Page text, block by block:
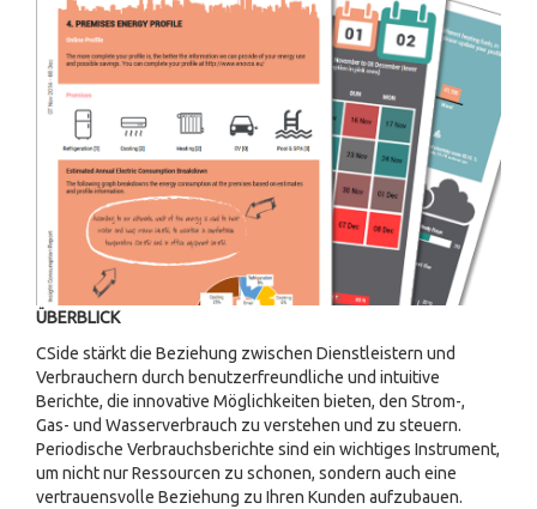
ÜBERBLICK
CSide stärkt die Beziehung zwischen Dienstleistern und
Verbrauchern durch benutzerfreundliche und intuitive
Berichte, die innovative Möglichkeiten bieten, den Strom-,
Gas- und Wasserverbrauch zu verstehen und zu steuern.
Periodische Verbrauchsberichte sind ein wichtiges Instrument,
um nicht nur Ressourcen zu schonen, sondern auch eine
vertrauensvolle Beziehung zu Ihren Kunden aufzubauen.